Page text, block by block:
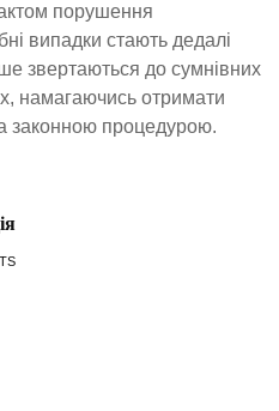
порушення
випадки стають дедалі
звертаються до сумнівних
намагаючись отримати
законною процедурою.